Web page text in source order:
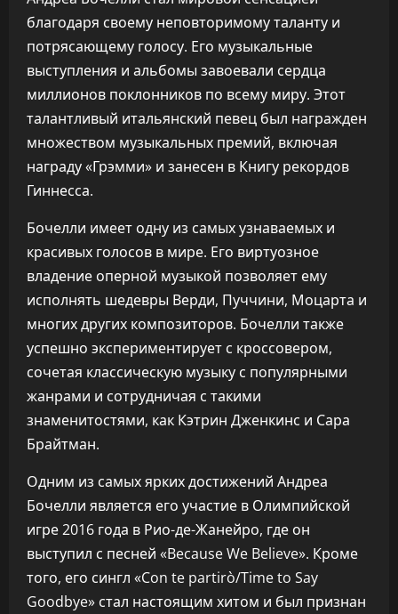
благодаря своему неповторимому таланту и
потрясающему голосу. Его музыкальные
выступления и альбомы завоевали сердца
миллионов поклонников по всему миру. Этот
талантливый итальянский певец был награжден
множеством музыкальных премий, включая
награду «Грэмми» и занесен в Книгу рекордов
Гиннесса.
Бочелли имеет одну из самых узнаваемых и
красивых голосов в мире. Его виртуозное
владение оперной музыкой позволяет ему
исполнять шедевры Верди, Пуччини, Моцарта и
многих других композиторов. Бочелли также
успешно экспериментирует с кроссовером,
сочетая классическую музыку с популярными
жанрами и сотрудничая с такими
знаменитостями, как Кэтрин Дженкинс и Сара
Брайтман.
Одним из самых ярких достижений Андреа
Бочелли является его участие в Олимпийской
игре 2016 года в Рио-де-Жанейро, где он
выступил с песней «Because We Believe». Кроме
того, его сингл «Con te partirò/Time to Say
Goodbye» стал настоящим хитом и был признан